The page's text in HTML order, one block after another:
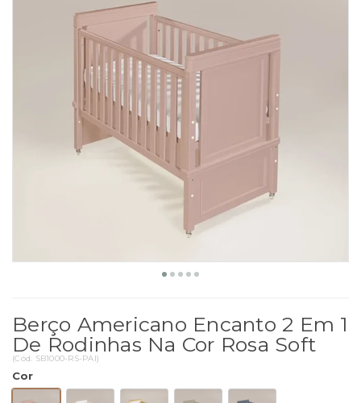
Berço Americano Encanto 2 Em 1
De Rodinhas Na Cor Rosa Soft
(Cód. SB1000-RS-PAI)
Cor